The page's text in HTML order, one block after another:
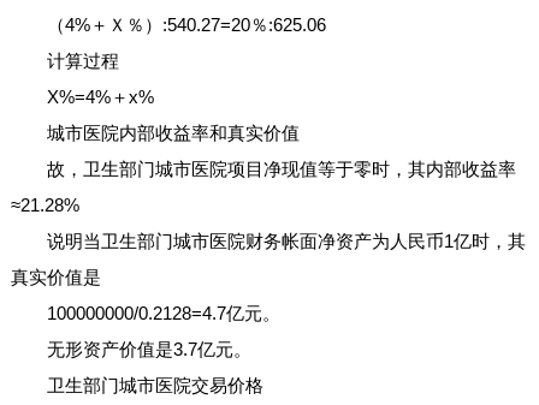
（4%＋Ｘ％）:540.27=20％:625.06
计算过程
X%=4%＋x%
城市医院内部收益率和真实价值
故，卫生部门城市医院项目净现值等于零时，其内部收益率
≈21.28%
说明当卫生部门城市医院财务帐面净资产为人民币1亿时，其
真实价值是
100000000/0.2128=4.7亿元。
无形资产价值是3.7亿元。
卫生部门城市医院交易价格